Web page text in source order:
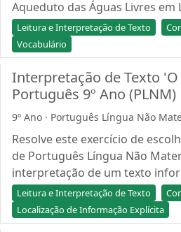
Aqueduto das Águas Livres em
Leitura e Interpretação de Texto
Vocabulário
Interpretação de Texto
Português 9º Ano (PLNM)
9º Ano · Português Língua Não
Resolve este exercício de
de Português Língua Não
interpretação de um texto
Leitura e Interpretação de Texto
Localização de Informação Explícita